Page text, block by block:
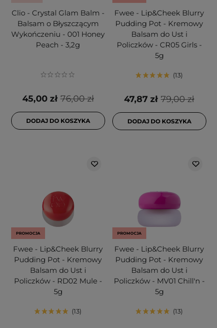
Clio - Crystal Glam Balm -
Balsam o Błyszczącym
Wykończeniu - 001 Honey
Peach - 3,2g
76,00 zł
45,00 zł
DODAJ DO KOSZYKA
Fwee - Lip&Cheek Blurry
Pudding Pot - Kremowy
Balsam do Ust i
Policzków - CR05 Girls -
5g
13
79,00 zł
47,87 zł
DODAJ DO KOSZYKA
PROMOCJA
Fwee - Lip&Cheek Blurry
Pudding Pot - Kremowy
Balsam do Ust i
Policzków - RD02 Mule -
5g
13
PROMOCJA
Fwee - Lip&Cheek Blurry
Pudding Pot - Kremowy
Balsam do Ust i
Policzków - MV01 Chill'n -
5g
13